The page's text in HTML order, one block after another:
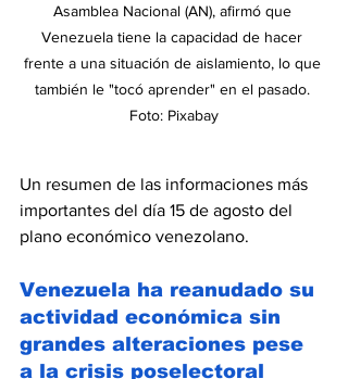
Asamblea Nacional (AN), afirmó que
Venezuela tiene la capacidad de hacer
frente a una situación de aislamiento, lo que
también le "tocó aprender" en el pasado.
Foto: Pixabay
Un resumen de las informaciones más
importantes del día 15 de agosto del
plano económico venezolano.
Venezuela ha reanudado su
actividad económica sin
grandes alteraciones pese
a la crisis poselectoral